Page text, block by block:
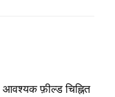
आवश्यक फ़ील्ड चिह्नित